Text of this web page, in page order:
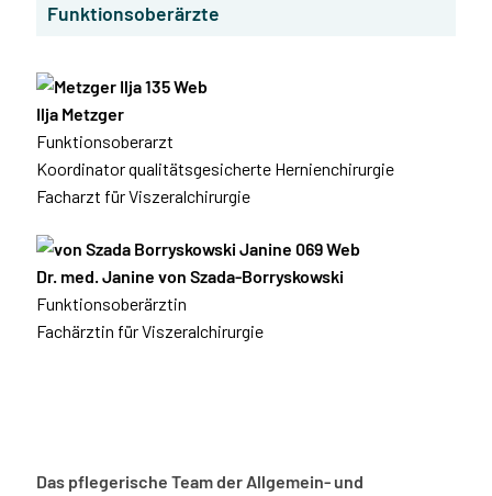
Funktionsoberärzte
Ilja Metzger
Funktionsoberarzt
Koordinator qualitätsgesicherte Hernienchirurgie
Facharzt für Viszeralchirurgie
Dr. med. Janine von Szada-Borryskowski
Funktionsoberärztin
Fachärztin für Viszeralchirurgie
Das pflegerische Team der Allgemein- und